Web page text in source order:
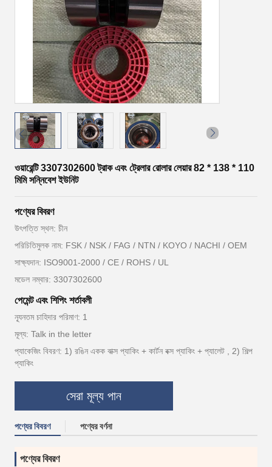
ওয়ারেন্টি 3307302600 ট্রাক এবং ট্রেলার রোলার লেয়ার 82 * 138 * 110
মিমি সন্নিবেশ ইউনিট
পণ্যের বিবরণ
উৎপত্তি স্থল: চীন
পরিচিতিমুলক নাম: FSK / NSK / FAG / NTN / KOYO / NACHI / OEM
সাক্ষ্যদান: ISO9001-2000 / CE / ROHS / UL
মডেল নম্বার: 3307302600
পেমেন্ট এবং শিপিং শর্তাবলী
ন্যূনতম চাহিদার পরিমাণ: 1
মূল্য: Talk in the letter
প্যাকেজিং বিবরণ: 1) রঙিন একক বাক্স প্যাকিং + কার্টন বক্স প্যাকিং + প্যালেট , 2) শিল্প
প্যাকিং
সেরা মূল্য পান
পণ্যের বিবরণ পণ্যের বর্ণনা
পণ্যের বিবরণ